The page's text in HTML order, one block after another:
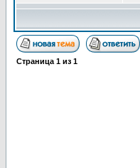
Страница 1 из 1